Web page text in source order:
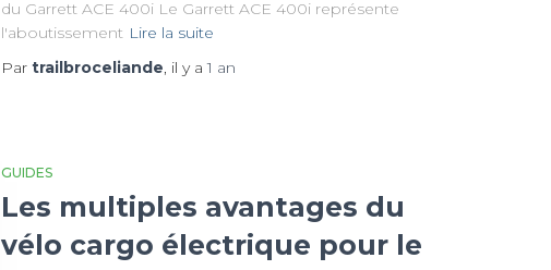
du Garrett ACE 400i Le Garrett ACE 400i représente
l'aboutissement Lire la suite
Par trailbroceliande, il y a1 an
GUIDES
Les multiples avantages du
vélo cargo électrique pour le